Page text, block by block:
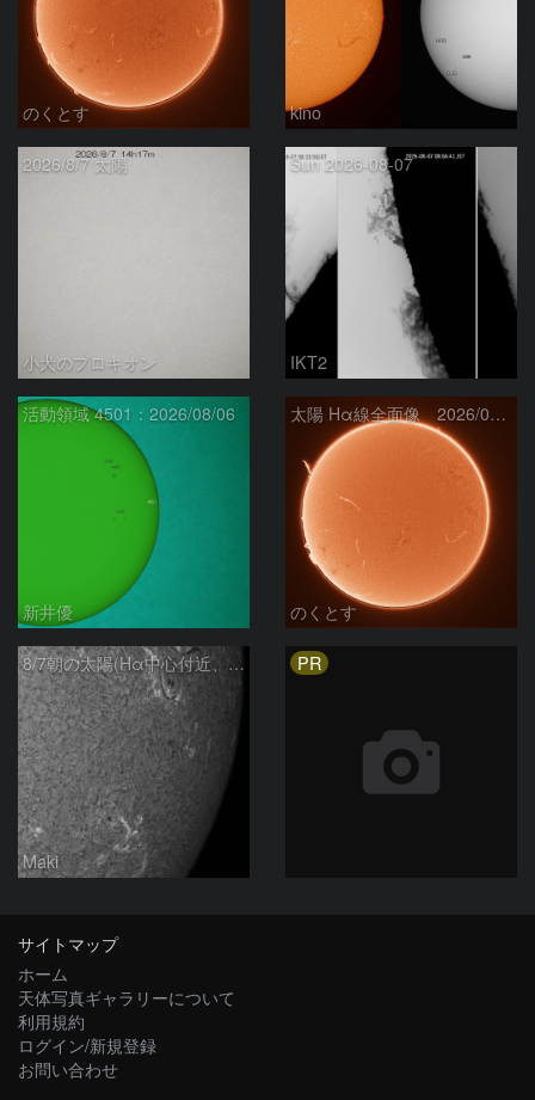
のくとす kino
2026/8/7 太陽
小犬のプロキオン
Sun 2026-08-07
IKT2
活動領域 4501：2026/08/06
新井優
太陽 Hα線全面像 2026/08/07
のくとす
8/7朝の太陽(Hα中心付近、4498、4502付近)
Maki
PR
サイトマップ
ホーム
天体写真ギャラリーについて
利用規約
ログイン/新規登録
お問い合わせ